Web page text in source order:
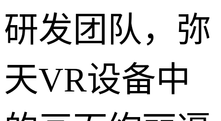
研发团队，弥
天VR设备中